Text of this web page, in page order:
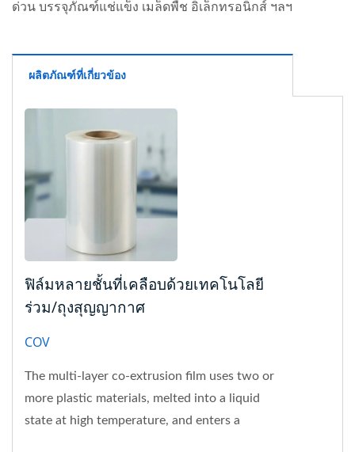
ด่วน บรรจุภัณฑ์แช่แข็ง เมล็ดพืช อิเล็กทรอนิกส์ ฯลฯ
ผลิตภัณฑ์ที่เกี่ยวข้อง
ฟิล์มหลายชั้นที่เคลือบด้วยเทคโนโลยี
ร่วม/ถุงสุญญากาศ
COV
The multi-layer co-extrusion film uses two or
more plastic materials, melted into a liquid
state at high temperature, and enters a